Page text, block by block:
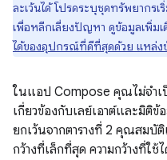
ละเว้นได้ โปรดระบุชุดทรัพยากร
เพื่อหลีกเลี่ยงปัญหา ดูข้อมูลเพิ่มเ
ได้ของอุปกรณ์ที่ดีที่สุดด้วย แหล่ง
ในแอป Compose คุณไม่จำเ
เกี่ยวข้องกับเลย์เอาต์และมิติ
ยกเว้นจากตารางที่ 2 คุณสมบัติ
กว้างที่เล็กที่สุด ความกว้างที่ใ